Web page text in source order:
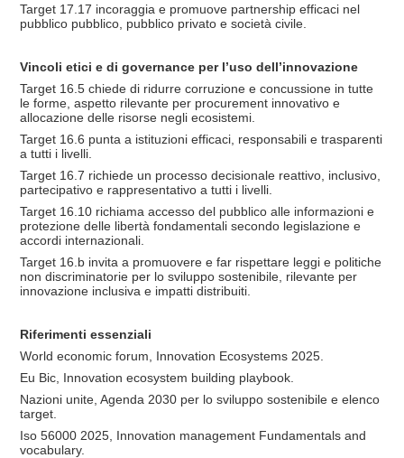
Target 17.17 incoraggia e promuove partnership efficaci nel
pubblico pubblico, pubblico privato e società civile.
Vincoli etici e di governance per l’uso dell’innovazione
Target 16.5 chiede di ridurre corruzione e concussione in tutte
le forme, aspetto rilevante per procurement innovativo e
allocazione delle risorse negli ecosistemi.
Target 16.6 punta a istituzioni efficaci, responsabili e trasparenti
a tutti i livelli.
Target 16.7 richiede un processo decisionale reattivo, inclusivo,
partecipativo e rappresentativo a tutti i livelli.
Target 16.10 richiama accesso del pubblico alle informazioni e
protezione delle libertà fondamentali secondo legislazione e
accordi internazionali.
Target 16.b invita a promuovere e far rispettare leggi e politiche
non discriminatorie per lo sviluppo sostenibile, rilevante per
innovazione inclusiva e impatti distribuiti.
Riferimenti essenziali
World economic forum, Innovation Ecosystems 2025.
Eu Bic, Innovation ecosystem building playbook.
Nazioni unite, Agenda 2030 per lo sviluppo sostenibile e elenco
target.
Iso 56000 2025, Innovation management Fundamentals and
vocabulary.